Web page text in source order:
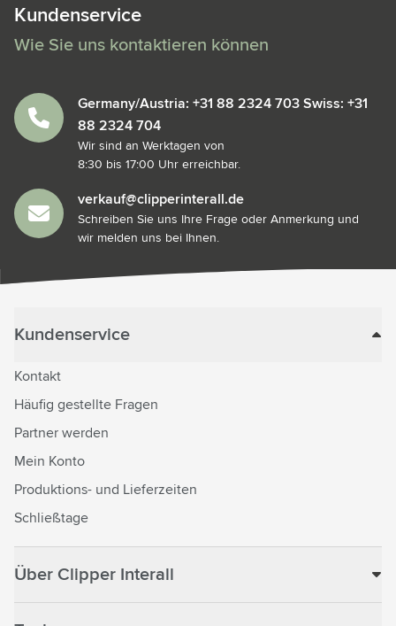
Kundenservice
Wie Sie uns kontaktieren können
Germany/Austria: +31 88 2324 703 Swiss: +31
88 2324 704
Wir sind an Werktagen von
8:30 bis 17:00 Uhr erreichbar.
verkauf@clipperinterall.de
Schreiben Sie uns Ihre Frage oder Anmerkung und
wir melden uns bei Ihnen.
Kundenservice
Kontakt
Häufig gestellte Fragen
Partner werden
Mein Konto
Produktions- und Lieferzeiten
Schließtage
Über Clipper Interall